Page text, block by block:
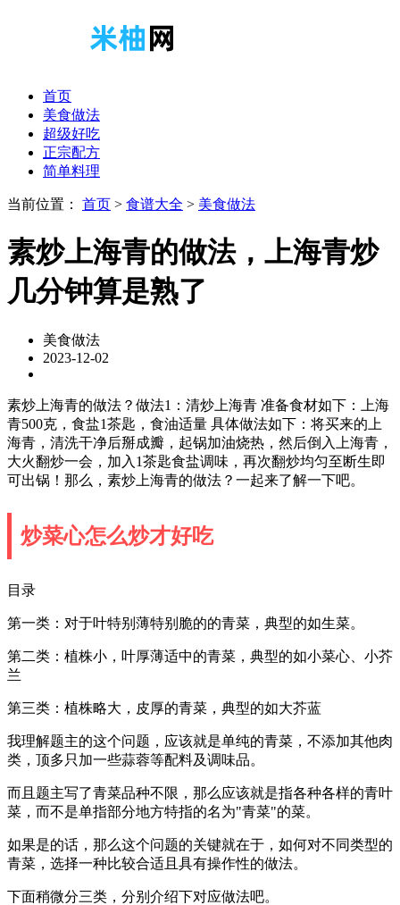
首页
美食做法
超级好吃
正宗配方
简单料理
当前位置： 首页 > 食谱大全 > 美食做法
素炒上海青的做法，上海青炒
几分钟算是熟了
美食做法
2023-12-02
素炒上海青的做法？做法1：清炒上海青 准备食材如下：上海
青500克，食盐1茶匙，食油适量 具体做法如下：将买来的上
海青，清洗干净后掰成瓣，起锅加油烧热，然后倒入上海青，
大火翻炒一会，加入1茶匙食盐调味，再次翻炒均匀至断生即
可出锅！那么，素炒上海青的做法？一起来了解一下吧。
炒菜心怎么炒才好吃
目录
第一类：对于叶特别薄特别脆的的青菜，典型的如生菜。
第二类：植株小，叶厚薄适中的青菜，典型的如小菜心、小芥
兰
第三类：植株略大，皮厚的青菜，典型的如大芥蓝
我理解题主的这个问题，应该就是单纯的青菜，不添加其他肉
类，顶多只加一些蒜蓉等配料及调味品。
而且题主写了青菜品种不限，那么应该就是指各种各样的青叶
菜，而不是单指部分地方特指的名为"青菜"的菜。
如果是的话，那么这个问题的关键就在于，如何对不同类型的
青菜，选择一种比较合适且具有操作性的做法。
下面稍微分三类，分别介绍下对应做法吧。